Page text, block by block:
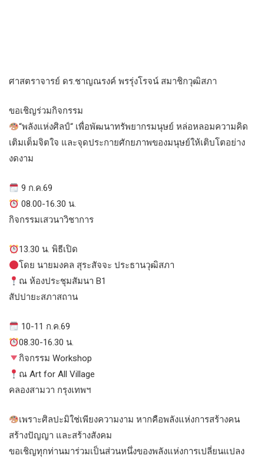
ศาสตราจารย์ ดร.ชาญณรงค์ พรรุ่งโรจน์ สมาชิกวุฒิสภา
ขอเชิญร่วมกิจกรรม
“พลังแห่งศิลป์“ เพื่อพัฒนาทรัพยากรมนุษย์ หล่อหลอมความคิด
เติมเต็มจิตใจ และจุดประกายศักยภาพของมนุษย์ให้เติบโตอย่าง
งดงาม
9 ก.ค.69
08.00-16.30 น.
กิจกรรมเสวนาวิชาการ
13.30 น. พิธีเปิด
โดย นายมงคล สุระสัจจะ ประธานวุฒิสภา
ณ ห้องประชุมสัมนา B1
สัปปายะสภาสถาน
10-11 ก.ค.69
08.30-16.30 น.
กิจกรรม Workshop
ณ Art for All Village
คลองสามวา กรุงเทพฯ
เพราะศิลปะมิใช่เพียงความงาม หากคือพลังแห่งการสร้างคน
สร้างปัญญา และสร้างสังคม
ขอเชิญทุกท่านมาร่วมเป็นส่วนหนึ่งของพลังแห่งการเปลี่ยนแปลง